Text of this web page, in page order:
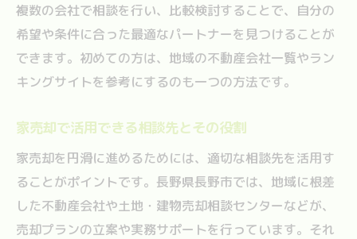
複数の会社で相談を行い、比較検討することで、自分の
希望や条件に合った最適なパートナーを見つけることが
できます。初めての方は、地域の不動産会社一覧やラン
キングサイトを参考にするのも一つの方法です。
家売却で活用できる相談先とその役割
家売却を円滑に進めるためには、適切な相談先を活用す
ることがポイントです。長野県長野市では、地域に根差
した不動産会社や土地・建物売却相談センターなどが、
売却プランの立案や実務サポートを行っています。それ